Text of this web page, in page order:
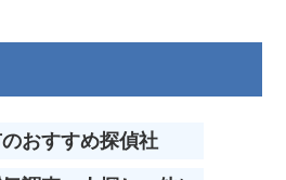
おすすめ探偵社